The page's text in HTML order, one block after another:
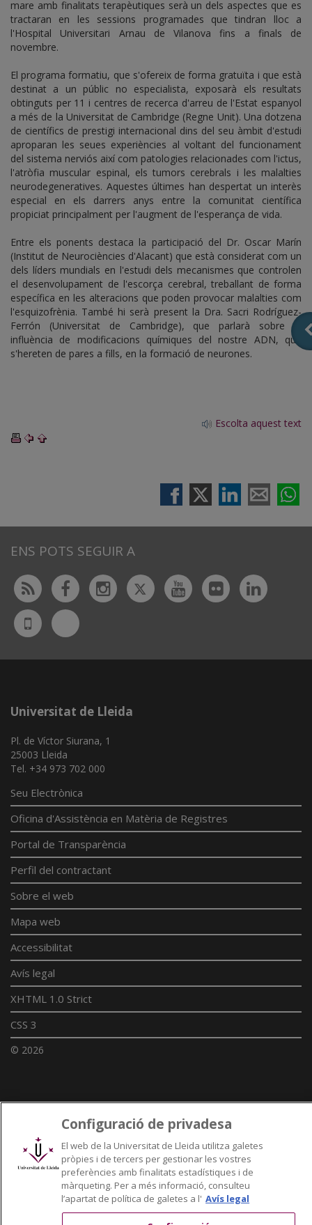
mare amb finalitats terapèutiques serà un dels aspectes que es
tractaran en les sessions programades que tindran lloc a
l'Hospital Universitari Arnau de Vilanova fins a finals de
novembre.
El programa formatiu, que s'ofereix de forma gratuïta i que està
destinat a un públic no especialista, exposarà els resultats
obtinguts per 11 i centres de recerca d'arreu de l'Estat espanyol
a més de la Universitat de Cambridge (Regne Unit). Una dotzena
de científics de prestigi internacional dins del seu àmbit d'estudi
aproparan les seues experiències al voltant del funcionament
del sistema nerviós així com patologies relacionades com l'ictus,
l'atròfia muscular espinal, els tumors cerebrals i les malalties
neurodegeneratives. Aquestes últimes han despertat un interès
especial en els darrers anys entre la comunitat científica
propiciat principalment per l'augment de l'esperança de vida.
Entre els ponents destaca la participació del Dr. Oscar Marín
(Institut de Neurociències d'Alacant) que està considerat com un
dels líders mundials en l'estudi dels mecanismes que controlen
el desenvolupament de l'escorça cerebral, treballant de forma
específica en les alteracions que poden provocar malalties com
l'esquizofrènia. També hi serà present la Dra. Sacri Rodríguez-
Ferrón (Universitat de Cambridge), que parlarà sobre la
influència de modificacions químiques del nostre ADN, que
s'hereten de pares a fills, en la formació de neurones.
Escolta aquest text
ENS POTS SEGUIR A
Rss FacebookInstagram
TwitterYoutubeFlickr
UdL
App
Bluesky
Universitat de Lleida
Pl. de Víctor Siurana, 1
25003 Lleida
Tel. +34 973 702 000
Seu Electrònica
Oficina d'Assistència en Matèria de Registres
Portal de Transparència
Perfil del contractant
Sobre el web
Mapa web
Accessibilitat
Avís legal
XHTML 1.0 Strict
CSS 3
© 2026
Enllaços UdL
Xarxes universitàries
Configuració de privadesa
El web de la Universitat de Lleida utilitza galetes
pròpies i de tercers per gestionar les vostres
preferències amb finalitats estadístiques i de
màrqueting. Per a més informació, consulteu
l’apartat de política de galetes a l' Avís legal